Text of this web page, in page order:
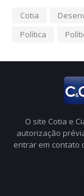
Cotia
Política
O site Cotia e
autorização
entrar em contato